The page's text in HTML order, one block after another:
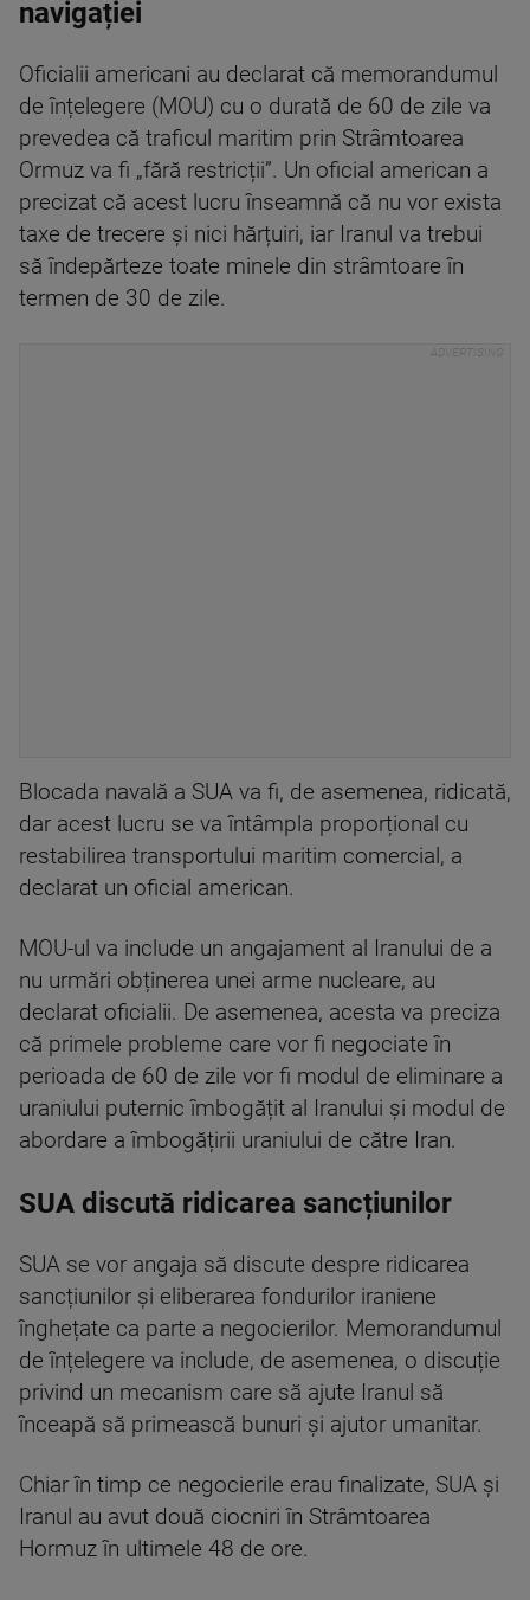
navigației
Oficialii americani au declarat că memorandumul
de înțelegere (MOU) cu o durată de 60 de zile va
prevedea că traficul maritim prin Strâmtoarea
Ormuz va fi „fără restricții”. Un oficial american a
precizat că acest lucru înseamnă că nu vor exista
taxe de trecere și nici hărțuiri, iar Iranul va trebui
să îndepărteze toate minele din strâmtoare în
termen de 30 de zile.
Blocada navală a SUA va fi, de asemenea, ridicată,
dar acest lucru se va întâmpla proporțional cu
restabilirea transportului maritim comercial, a
declarat un oficial american.
MOU-ul va include un angajament al Iranului de a
nu urmări obținerea unei arme nucleare, au
declarat oficialii. De asemenea, acesta va preciza
că primele probleme care vor fi negociate în
perioada de 60 de zile vor fi modul de eliminare a
uraniului puternic îmbogățit al Iranului și modul de
abordare a îmbogățirii uraniului de către Iran.
SUA discută ridicarea sancțiunilor
SUA se vor angaja să discute despre ridicarea
sancțiunilor și eliberarea fondurilor iraniene
înghețate ca parte a negocierilor. Memorandumul
de înțelegere va include, de asemenea, o discuție
privind un mecanism care să ajute Iranul să
înceapă să primească bunuri și ajutor umanitar.
Chiar în timp ce negocierile erau finalizate, SUA și
Iranul au avut două ciocniri în Strâmtoarea
Hormuz în ultimele 48 de ore.